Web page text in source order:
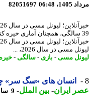
06:48
82051697
سالگی، همچنان آماری خیره
مسی در سال 2026، ...
مسی-بازی - سالگی-خیره
انسان های «سگ سر» چه
ایران- بین الملل-9 ساعت پیش - یکشنبه 18 مرداد 1405، 04:35